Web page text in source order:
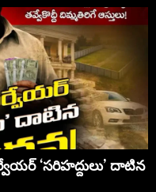
‘సరిహద్దులు’ దాటిన